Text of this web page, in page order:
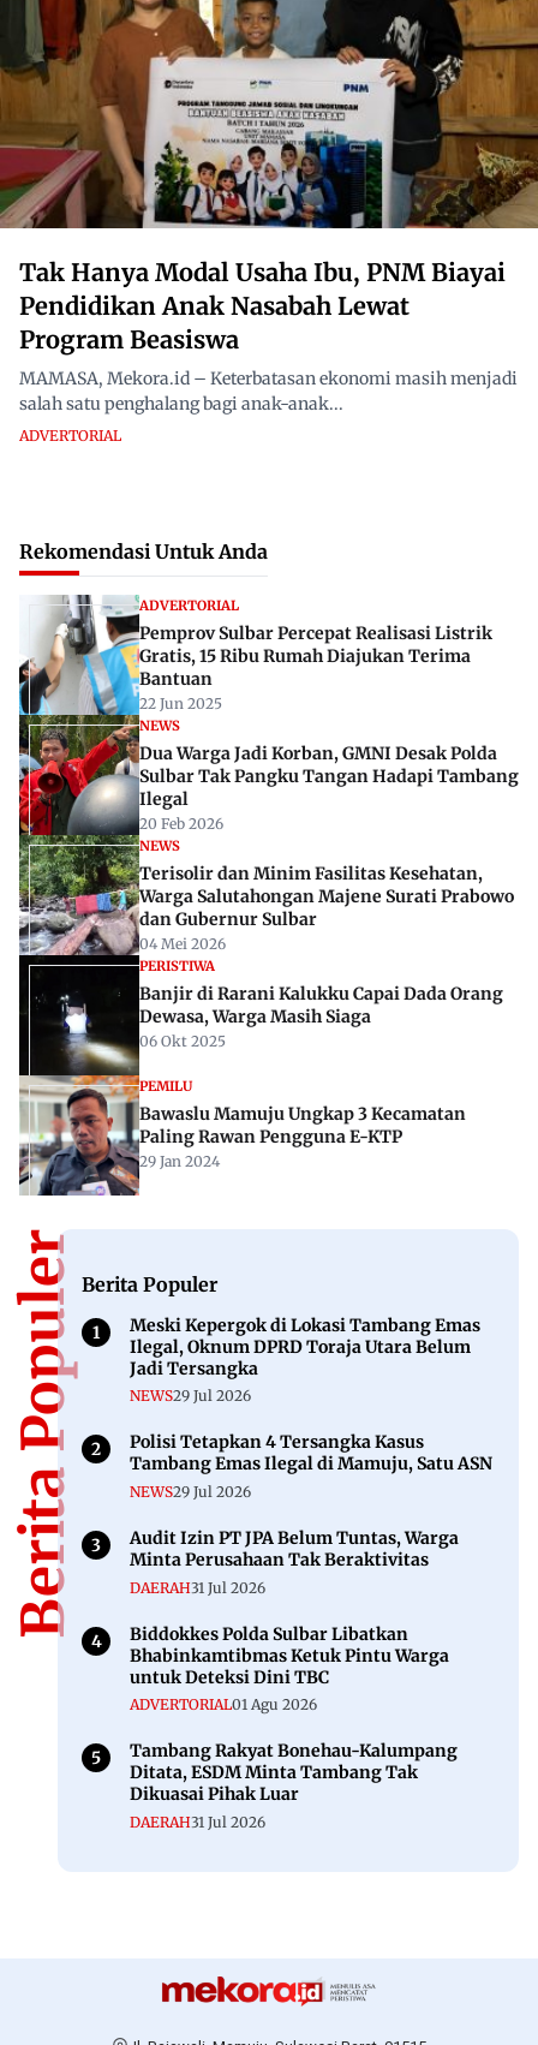
Tak Hanya Modal Usaha Ibu, PNM Biayai
Pendidikan Anak Nasabah Lewat
Program Beasiswa
MAMASA, Mekora.id – Keterbatasan ekonomi masih menjadi
salah satu penghalang bagi anak-anak...
ADVERTORIAL
Rekomendasi Untuk Anda
ADVERTORIAL
Pemprov Sulbar Percepat Realisasi Listrik
Gratis, 15 Ribu Rumah Diajukan Terima
Sulbar Tak Pangku Tangan Hadapi Tambang
Ilegal
20 Feb 2026
NEWS
Terisolir dan Minim Fasilitas Kesehatan,
Warga Salutahongan Majene Surati Prabowo
04 Mei 2026
PERISTIWA
Banjir di Rarani Kalukku Capai Dada Orang
06 Okt 2025
PEMILU
Paling Rawan Pengguna E-KTP
29 Jan 2024
Berita Populer
Meski Kepergok di Lokasi Tambang Emas
NEWS29 Jul 2026
Audit Izin PT JPA Belum Tuntas, Warga